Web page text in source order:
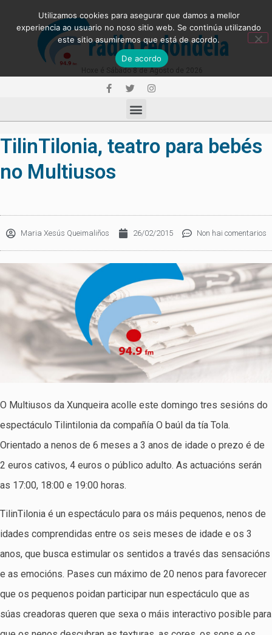
TilinTilonia, teatro para bebés
no Multiusos
Maria Xesús Queimaliños 26/02/2015 Non hai comentarios
O Multiusos da Xunqueira acolle este domingo tres sesións do
espectáculo Tilintilonia da compañía O baúl da tía Tola.
Orientado a nenos de 6 meses a 3 anos de idade o prezo é de
2 euros cativos, 4 euros o público adulto. As actuacións serán
as 17:00, 18:00 e 19:00 horas.
TilinTilonia é un espectáculo para os máis pequenos, nenos de
idades comprendidas entre os seis meses de idade e os 3
anos, que busca estimular os sentidos a través das sensacións
e as emocións. Pases cun máximo de 20 nenos para favorecer
que os pequenos poidan participar nun espectáculo que as
súas creadoras queren que sexa o máis interactivo posible para
Utilizamos cookies para asegurar que damos a mellor
experiencia ao usuario no noso sitio web. Se continúa utilizando
este sitio asumiremos que está de acordo.
De acordo